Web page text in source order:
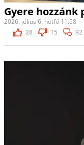
Gyere
2026. július 6. hétfő 11:58
28
15 92